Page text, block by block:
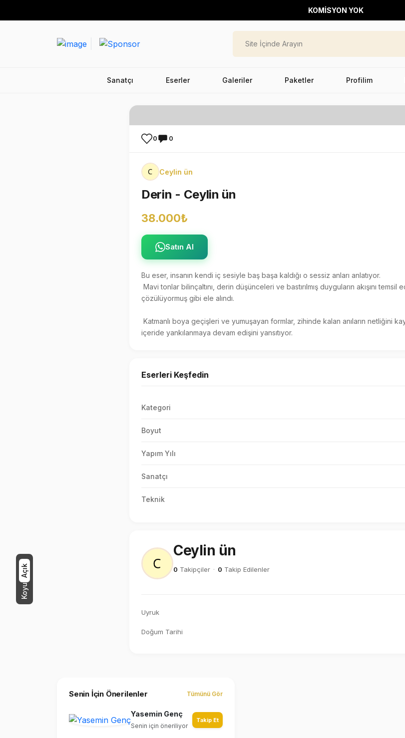
Koyu
Açık
KOMİSYON YOK
Sanatçı Eserler Galeriler Paketler Profilim
0 0
Ceylin ün
Derin - Ceylin ün
38.000₺
Satın Al
Bu eser, insanın kendi iç sesiyle baş başa kaldığı o sessiz anları anlatıyor.
çözülüyormuş gibi ele alındı.
içeride yankılanmaya devam edişini yansıtıyor.
Eserleri Keşfedin
Kategori
Boyut
Yapım Yılı
Sanatçı
Teknik
Ceylin ün
0 Takipçiler · 0 Takip Edilenler
Uyruk
Doğum Tarihi
Senin İçin Önerilenler Tümünü Gör
Yasemin Genç
Senin için öneriliyor
Takip Et